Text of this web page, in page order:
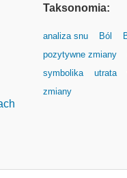
Taksonomia:
analiza snu Ból
pozytywne zmiany
symbolika
utrata
zmiany